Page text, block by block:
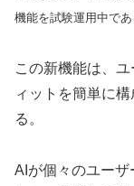
機能を試験運用中であ
この新機能は、
ィットを簡単に
る。
AIが個々のユー